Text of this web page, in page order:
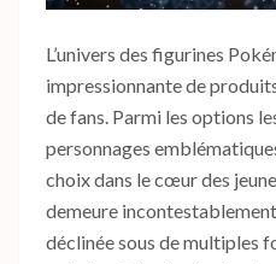
L’univers des figurines
impressionnante de
de fans. Parmi les options
personnages
choix dans le cœur des
demeure
déclinée sous de multiples